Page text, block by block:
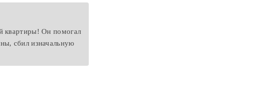
квартиры! Он помогал
сбил изначальную